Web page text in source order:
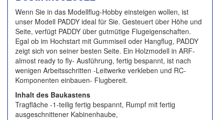
Wenn Sie in das Modellflug-Hobby einsteigen wollen, ist
unser Modell PADDY ideal für Sie. Gesteuert über Höhe und
Seite, verfügt PADDY über gutmütige Flugeigenschaften.
Egal ob im Hochstart mit Gummiseil oder Hangflug, PADDY
zeigt sich von seiner besten Seite. Ein Holzmodell in ARF-
almost ready to fly- Ausführung, fertig bespannt, ist nach
wenigen Arbeitsschritten -Leitwerke verkleben und RC-
Komponenten einbauen- Flugbereit.
Inhalt des Baukastens
Tragfläche -1-teilig fertig bespannt, Rumpf mit fertig
ausgeschnittener Kabinenhaube,